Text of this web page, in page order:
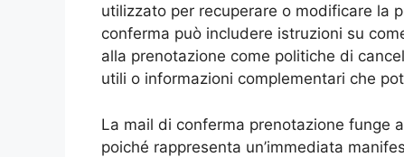
utilizzato per recuperare o modificare la
conferma può includere istruzioni su
alla prenotazione come politiche di
utili o informazioni complementari che
La mail di conferma prenotazione funge
poiché rappresenta un’immediata